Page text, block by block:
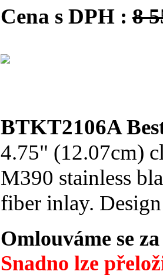
Cena s DPH : 8
BTKT2106A
4.75" (12.07cm)
M390 stainless
fiber inlay.
Omlouváme se
Snadno lze